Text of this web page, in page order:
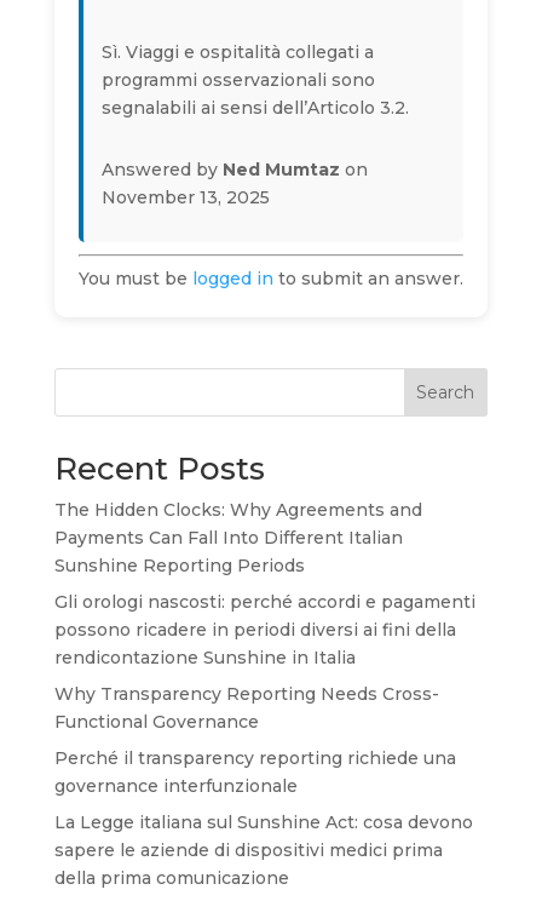
Sì. Viaggi e ospitalità collegati a
programmi osservazionali sono
segnalabili ai sensi dell’Articolo 3.2.
Answered by Ned Mumtaz on
November 13, 2025
You must be logged in to submit an answer.
Search
Recent Posts
The Hidden Clocks: Why Agreements and
Payments Can Fall Into Different Italian
Sunshine Reporting Periods
Gli orologi nascosti: perché accordi e pagamenti
possono ricadere in periodi diversi ai fini della
rendicontazione Sunshine in Italia
Why Transparency Reporting Needs Cross-
Functional Governance
Perché il transparency reporting richiede una
governance interfunzionale
La Legge italiana sul Sunshine Act: cosa devono
sapere le aziende di dispositivi medici prima
della prima comunicazione